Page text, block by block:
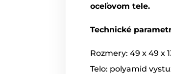
oceľovom tele.
Technické
Rozmery: 49 x 49 x
Telo: polyamid